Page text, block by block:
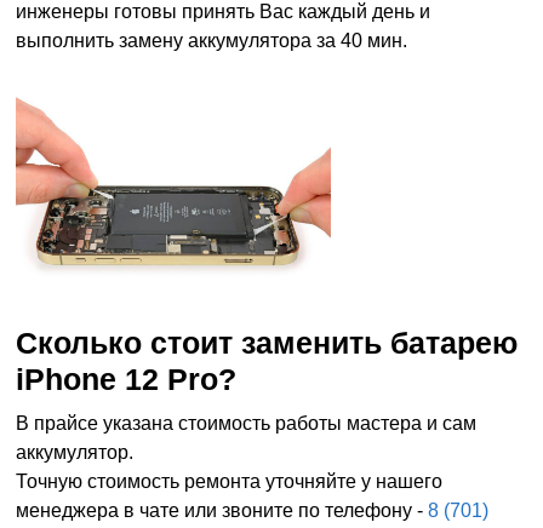
инженеры готовы принять Вас каждый день и
выполнить замену аккумулятора за 40 мин.
Сколько стоит заменить батарею
iPhone 12 Pro?
В прайсе указана стоимость работы мастера и сам
аккумулятор.
Точную стоимость ремонта уточняйте у нашего
менеджера в чате или звоните по телефону - 8 (701)